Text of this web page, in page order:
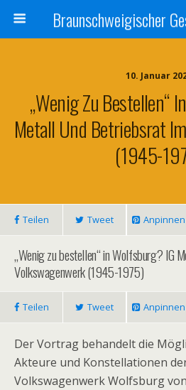
Braunschweigischer
10. Januar
„Wenig Zu Bestellen“
Metall Und Betriebsrat
(1945-
Teilen Tweet Anpinnen
„Wenig zu bestellen“ in Wolfsburg? IG
Volkswagenwerk (1945-1975)
Teilen Tweet Anpinnen
Der Vortrag behandelt die
Akteure und Konstellationen
Volkswagenwerk Wolfsburg